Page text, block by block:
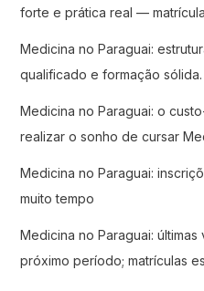
forte e prática real —
Medicina no Paraguai:
qualificado e formação
Medicina no Paraguai: o
realizar o sonho de cursar
Medicina no Paraguai:
muito tempo
Medicina no Paraguai:
próximo período; matrículas